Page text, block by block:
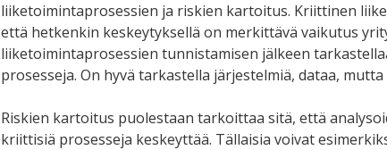
liiketoimintaprosessien ja riskien kartoitus. Kriittinen
että hetkenkin keskeytyksellä on merkittävä vaikutus
liiketoimintaprosessien tunnistamisen jälkeen
prosesseja. On hyvä tarkastella järjestelmiä, dataa,
Riskien kartoitus puolestaan tarkoittaa sitä, että
kriittisiä prosesseja keskeyttää. Tällaisia voivat